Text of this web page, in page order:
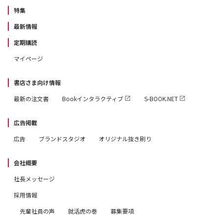
特集
最新情報
定期購読
マイページ
書店さま向け情報
最新の注文書
Bookインタラクティブ S-BOOK.NET
広告掲載
広告
ブランドスタジオ オリジナル抜き刷り
会社概要
社長メッセージ
採用情報
先輩社員の声
就活虎の巻
募集要項